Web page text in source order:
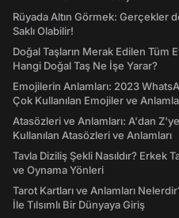
Rüyada Altın Görmek: Gerçekler
Saklı Olabilir!
Doğal Taşların Merak Edilen Tüm
Hangi Doğal Taş Ne İşe Yarar?
Emojilerin Anlamları: 2023
Çok Kullanılan Emojiler ve
Atasözleri ve Anlamları: A'dan
Kullanılan Atasözleri ve Anlamları
Tavla Diziliş Şekli Nasıldır? Erkek
ve Oynama Yönleri
Tarot Kartları ve Anlamları
İle Tılsımlı Bir Dünyaya Giriş